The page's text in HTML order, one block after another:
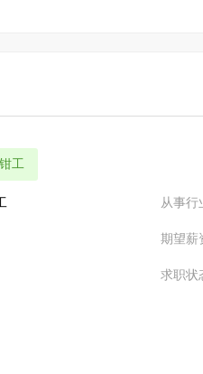
工
从事行
期望薪
求职状